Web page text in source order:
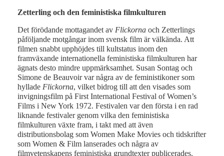
Zetterling och den feministiska filmkulturen
Det förödande mottagandet av Flickorna och Zetterlings
påföljande motgångar inom svensk film är välkända. Att
filmen snabbt upphöjdes till kultstatus inom den
framväxande internationella feministiska filmkulturen har
ägnats desto mindre uppmärksamhet. Susan Sontag och
Simone de Beauvoir var några av de feministikoner som
hyllade Flickorna, vilket bidrog till att den visades som
invigningsfilm på First International Festival of Women’s
Films i New York 1972. Festivalen var den första i en rad
liknande festivaler genom vilka den feministiska
filmkulturen växte fram, i takt med att även
distributionsbolag som Women Make Movies och tidskrifter
som Women & Film lanserades och några av
filmvetenskapens feministiska grundtexter publicerades.